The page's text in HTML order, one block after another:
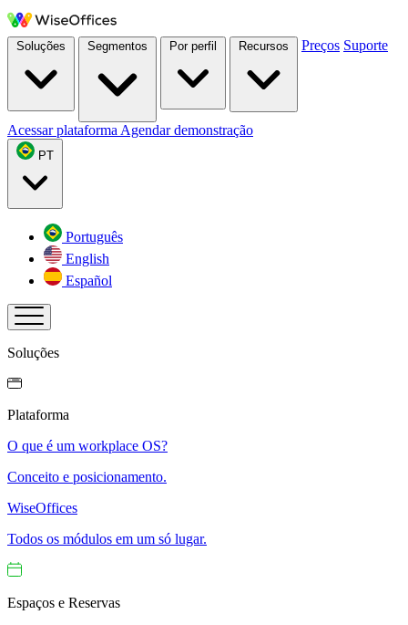
Soluções Segmentos Por perfil Recursos Preços Suporte
Acessar plataforma Agendar demonstração
PT
Português
English
Español
Soluções
Plataforma
O que é um workplace OS?
Conceito e posicionamento.
WiseOffices
Todos os módulos em um só lugar.
Espaços e Reservas